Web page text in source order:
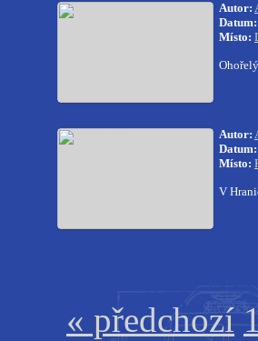
Autor:
Datum:
Místo:
Autor:
Datum:
Místo:
V
« předchozí